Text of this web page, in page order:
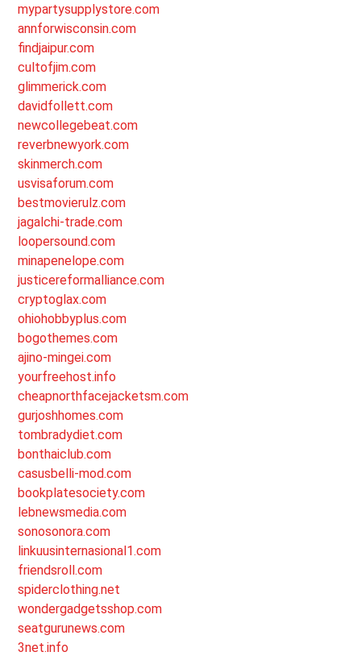
mypartysupplystore.com
annforwisconsin.com
findjaipur.com
cultofjim.com
glimmerick.com
davidfollett.com
newcollegebeat.com
reverbnewyork.com
skinmerch.com
usvisaforum.com
bestmovierulz.com
jagalchi-trade.com
loopersound.com
minapenelope.com
justicereformalliance.com
cryptoglax.com
ohiohobbyplus.com
bogothemes.com
ajino-mingei.com
yourfreehost.info
cheapnorthfacejacketsm.com
gurjoshhomes.com
tombradydiet.com
bonthaiclub.com
casusbelli-mod.com
bookplatesociety.com
lebnewsmedia.com
sonosonora.com
linkuusinternasional1.com
friendsroll.com
spiderclothing.net
wondergadgetsshop.com
seatgurunews.com
3net.info